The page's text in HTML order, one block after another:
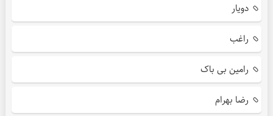
دویار
راغب
رامین بی باک
رضا بهرام